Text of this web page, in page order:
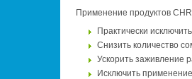
При­ме­не­ние про­дук­тов
Прак­ти­че­ски
Сни­зить ко­ли­че­ство
Уско­рить за­жив­ле­ние
Ис­клю­чить